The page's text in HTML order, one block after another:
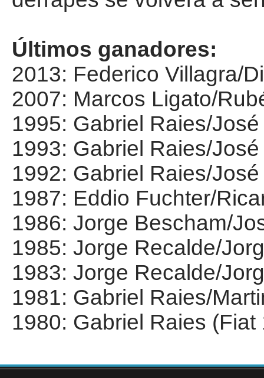
Últimos ganadores:
2013: Federico Villagra/
2007: Marcos Ligato/
1995: Gabriel Raies/
1993: Gabriel Raies/
1992: Gabriel Raies/
1987: Eddio Fuchter/
1986: Jorge Bescham/
1985: Jorge Recalde/
1983: Jorge Recalde/
1981: Gabriel Raies/
1980: Gabriel Raies (Fiat